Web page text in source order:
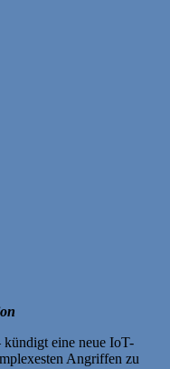
eine neue IoT-
Angriffen zu